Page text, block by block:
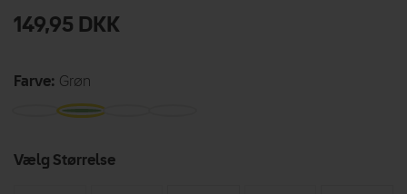
149,95 DKK
Farve: Grøn
Vælg Størrelse